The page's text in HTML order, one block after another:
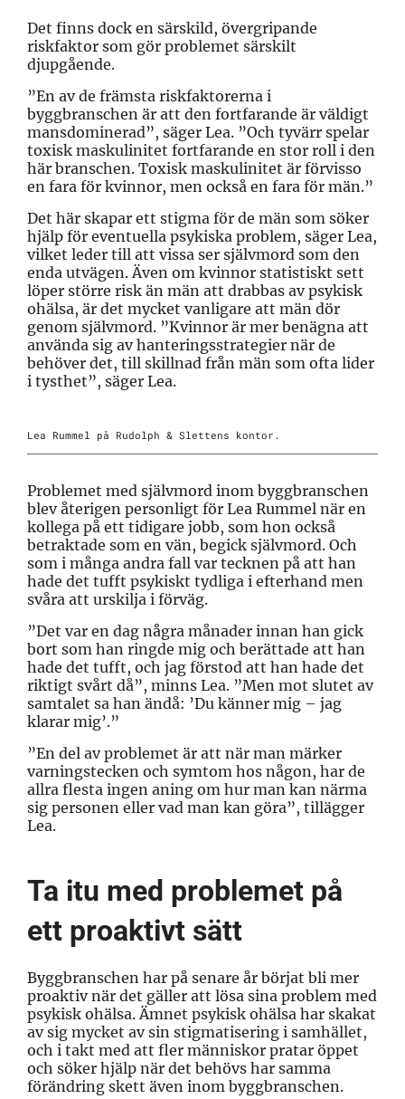
Det finns dock en särskild, övergripande
riskfaktor som gör problemet särskilt
djupgående.
”En av de främsta riskfaktorerna i
byggbranschen är att den fortfarande är väldigt
mansdominerad”, säger Lea. ”Och tyvärr spelar
toxisk maskulinitet fortfarande en stor roll i den
här branschen. Toxisk maskulinitet är förvisso
en fara för kvinnor, men också en fara för män.”
Det här skapar ett stigma för de män som söker
hjälp för eventuella psykiska problem, säger Lea,
vilket leder till att vissa ser självmord som den
enda utvägen. Även om kvinnor statistiskt sett
löper större risk än män att drabbas av psykisk
ohälsa, är det mycket vanligare att män dör
genom självmord. ”Kvinnor är mer benägna att
använda sig av hanteringsstrategier när de
behöver det, till skillnad från män som ofta lider
i tysthet”, säger Lea.
Lea Rummel på Rudolph & Slettens kontor.
Problemet med självmord inom byggbranschen
blev återigen personligt för Lea Rummel när en
kollega på ett tidigare jobb, som hon också
betraktade som en vän, begick självmord. Och
som i många andra fall var tecknen på att han
hade det tufft psykiskt tydliga i efterhand men
svåra att urskilja i förväg.
”Det var en dag några månader innan han gick
bort som han ringde mig och berättade att han
hade det tufft, och jag förstod att han hade det
riktigt svårt då”, minns Lea. ”Men mot slutet av
samtalet sa han ändå: ’Du känner mig – jag
klarar mig’.”
”En del av problemet är att när man märker
varningstecken och symtom hos någon, har de
allra flesta ingen aning om hur man kan närma
sig personen eller vad man kan göra”, tillägger
Lea.
Ta itu med problemet på
ett proaktivt sätt
Byggbranschen har på senare år börjat bli mer
proaktiv när det gäller att lösa sina problem med
psykisk ohälsa. Ämnet psykisk ohälsa har skakat
av sig mycket av sin stigmatisering i samhället,
och i takt med att fler människor pratar öppet
och söker hjälp när det behövs har samma
förändring skett även inom byggbranschen.